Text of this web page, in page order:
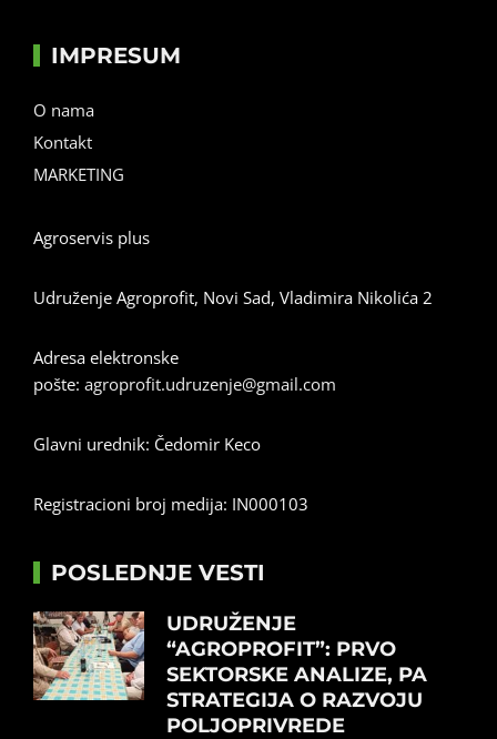
IMPRESUM
O nama
Kontakt
MARKETING
Agroservis plus
Udruženje Agroprofit, Novi Sad, Vladimira Nikolića 2
Adresa elektronske
pošte: agroprofit.udruzenje@gmail.com
Glavni urednik: Čedomir Keco
Registracioni broj medija: IN000103
POSLEDNJE VESTI
UDRUŽENJE
“AGROPROFIT”: PRVO
SEKTORSKE ANALIZE, PA
STRATEGIJA O RAZVOJU
POLJOPRIVREDE